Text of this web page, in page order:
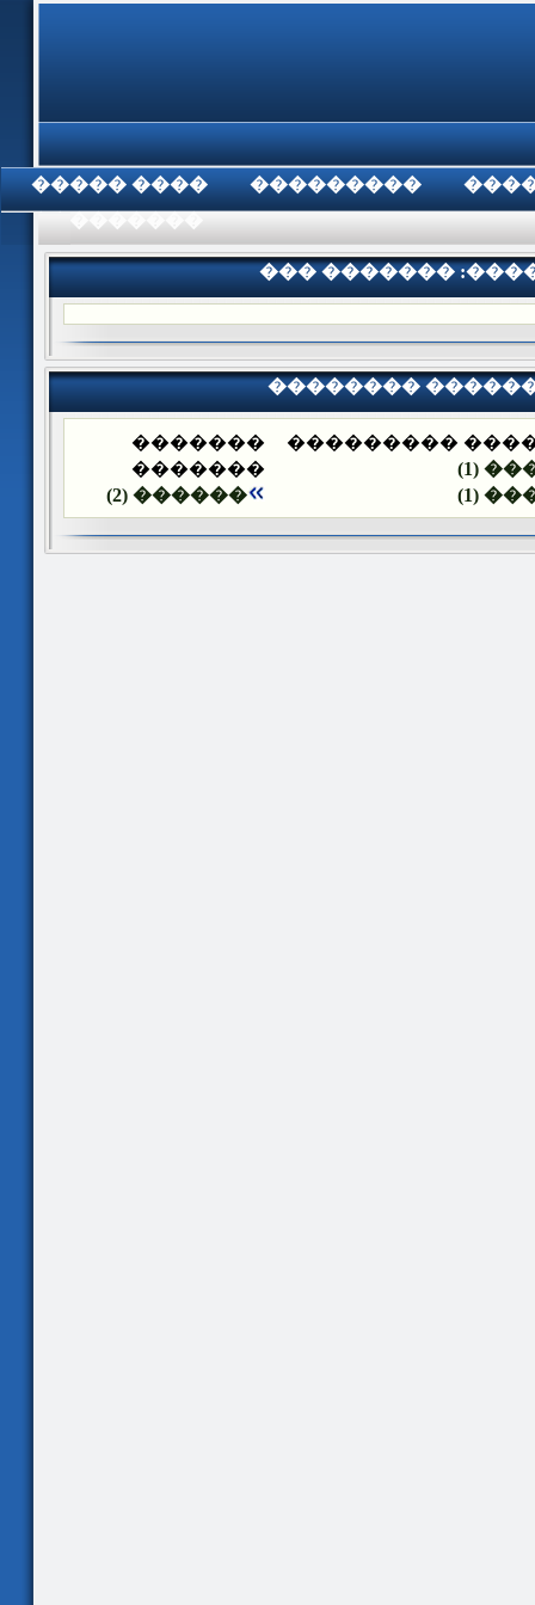
���� ����� ���������
��� �������
��������
��������
�������
�������
������ (2)